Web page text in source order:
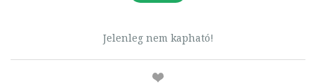
Jelenleg nem kapható!